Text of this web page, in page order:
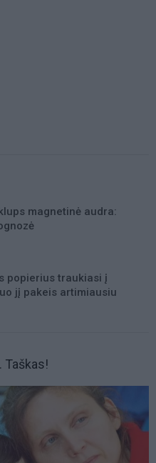
magnetinė audra:
popierius traukiasi į
jį pakeis artimiausiu
Taškas!